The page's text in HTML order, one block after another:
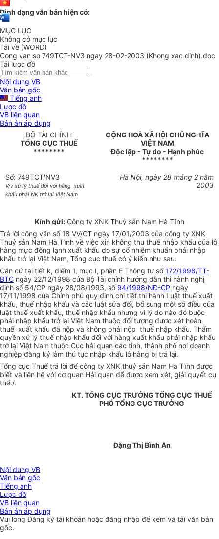
Định dạng văn bản hiện có:
MỤC LỤC
Không có mục lục
Tải về (WORD)
Cong van so 749TCT-NV3 ngay 28-02-2003 (Khong xac dinh).doc
Tải lược đồ
Nội dung VB
Văn bản gốc
Tiếng anh
Lược đồ
VB liên quan
Bản án áp dụng
BỘ TÀI CHÍNH
TỔNG CỤC THUẾ
********
CỘNG HOÀ XÃ HỘI CHỦ NGHĨA
VIỆT NAM
Độc lập - Tự do - Hạnh phúc
********
Số: 749TCT/NV3
V/v xử lý thuế đối với hàng xuất
khẩu phải NK trở lại Việt Nam
Hà Nội, ngày 28 tháng 2 năm
2003
Kính gửi: Công ty XNK Thuỷ sản Nam Hà Tĩnh
Trả lời công văn số 18 VV/CT ngày 17/01/2003 của công ty XNK
Thuỷ sản Nam Hà Tĩnh về việc xin không thu thuế nhập khẩu của lô
hàng mực đông lạnh xuất khẩu do sự cố nhiễm khuẩn phải nhập
khẩu trở lại Việt Nam, Tổng cục thuế có ý kiến như sau:
Căn cứ tại tiết k, điểm 1, mục I, phần E Thông tư số172/1998/TT-
BTC ngày 22/12/1998 của Bộ Tài chính hướng dẫn thi hành nghị
định số 54/CP ngày 28/08/1993, số 94/1998/NĐ-CP ngày
17/11/1998 của Chính phủ quy định chi tiết thi hành Luật thuế xuất
khẩu, thuế nhập khẩu và các luật sửa đổi, bổ sung một số điều của
luật thuế xuất khẩu, thuế nhập khẩu nhưng vì lý do nào đó buộc
phải nhập khẩu trở lại Việt Nam thuộc đối tượng được xét hoàn
thuế xuất khẩu đã nộp và không phải nộp thuế nhập khẩu. Thẩm
quyền xử lý thuế nhập khẩu đối với hàng xuất khẩu phải nhập khẩu
trở lại Việt Nam thuộc Cục hải quan các tỉnh, thành phố nơi doanh
nghiệp đăng ký làm thủ tục nhập khẩu lô hàng bị trả lại.
Tổng cục Thuế trả lời để công ty XNK thuỷ sản Nam Hà Tĩnh được
biết và liên hệ với cơ quan Hải quan để được xem xét, giải quyết cụ
thể./.
KT. TỔNG CỤC TRƯỞNG TỔNG CỤC THUẾ
PHÓ TỔNG CỤC TRƯỞNG
Đặng Thị Bình An
Nội dung VB
Văn bản gốc
Tiếng anh
Lược đồ
VB liên quan
Bản án áp dụng
Vui lòngĐăng ký tài khoản hoặc đăng nhập để xem và tải văn bản
gốc.